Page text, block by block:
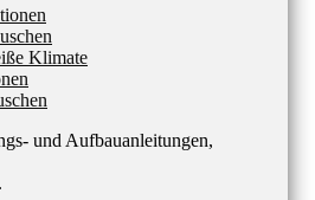
Klimate
und Aufbauanleitungen,